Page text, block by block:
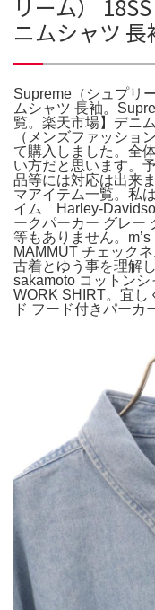
リーム）
ニムシャツ
Supreme（シュプリ
ムシャツ 長袖。
覧。楽天市場】デニ
（メンズファッショ
て購入しました。全
い方だと思います。
品等には対応は出来
マアイテム一覧。私
イム Harley-
ークパーカー グレー
等もありません。m’s
MAMMUT チェック
古着とゆう事を理解
sakamoto コットン
WORK SHIRT。宜し
ド フード付きパーカ